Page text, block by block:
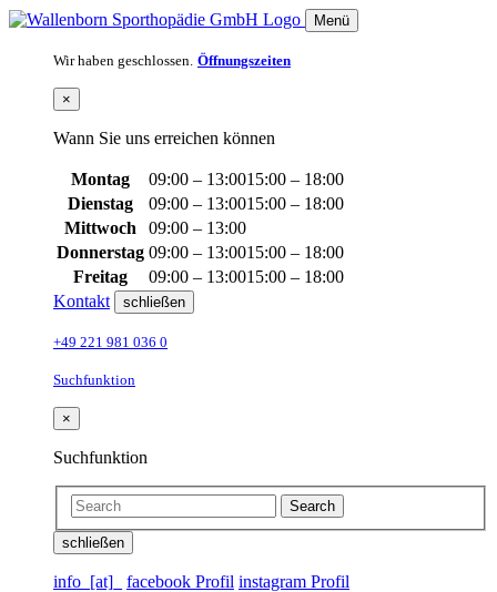
Menü
Wir haben geschlossen. Öffnungszeiten
×
Wann Sie uns erreichen können
Montag 09:00 – 13:0015:00 – 18:00
Dienstag
09:00 – 13:0015:00 – 18:00
Mittwoch
09:00 – 13:00
Donnerstag 09:00 – 13:0015:00 – 18:00
Freitag
09:00 – 13:0015:00 – 18:00
Kontakt
schließen
+49 221 981 036 0
Suchfunktion
×
Suchfunktion
Search
schließen
info_[at]_ facebook Profil instagram Profil